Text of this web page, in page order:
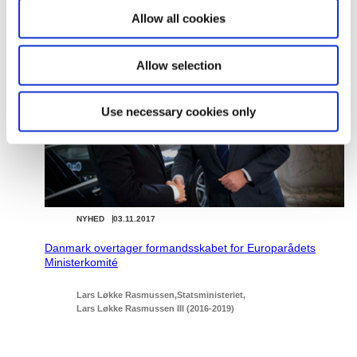
Allow all cookies
Allow selection
Use necessary cookies only
Relateret indhold
03.11.2017
NYHED
Danmark overtager formandsskabet for Europarådets
Ministerkomité
Lars Løkke Rasmussen Statsministeriet
Lars Løkke Rasmussen III (2016-2019)